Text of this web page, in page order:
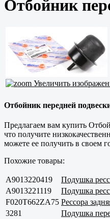
Отбойник
Увеличить
Отбойник передней
Предлагаем вам купить
что получите
можете ее получить в своем
Похожие товары:
A9013220419 Подушка
A9013221119
Подушка
F020T662ZA75 Рессора
3281
Подушка